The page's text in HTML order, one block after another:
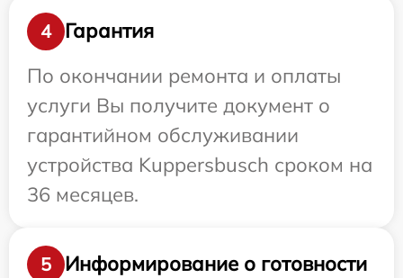
4
Гарантия
По окончании ремонта и оплаты
услуги Вы получите документ о
гарантийном обслуживании
устройства Kuppersbusch сроком на
36 месяцев.
5
Информирование о готовности